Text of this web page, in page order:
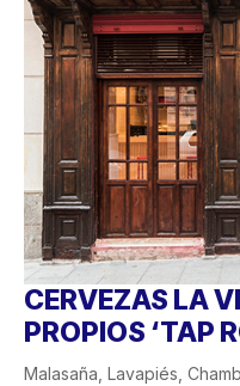
CERVEZAS LA
PROPIOS ‘TAP
Malasaña, Lavapiés,